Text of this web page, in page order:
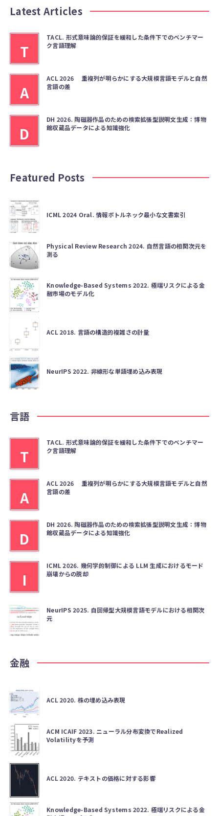
Latest Articles
T
TACL. 形式意味論的保証を緩和した条件下でのベンチマー
ク言語理解
A
ACL 2026 重複列が明らかにする大規模言語モデルと自然
言語の差
D
DH 2026. 陶磁器作品のための検索拡張型説明文生成：博物
館収蔵品データによる知識強化
Featured Posts
ICML 2024 Oral. 情報ボトルネック最小な文書索引
Physical Review Research 2024. 自然言語の相関次元を
測る
Knowledge-Based Systems 2022. 極端リスクによる金
融市場のモデル化
ACL 2018. 言語の構造的複雑さの計量
NeurIPS 2022. 非線形な単語埋め込み表現
言語
T
TACL. 形式意味論的保証を緩和した条件下でのベンチマー
ク言語理解
A
ACL 2026 重複列が明らかにする大規模言語モデルと自然
言語の差
D
DH 2026. 陶磁器作品のための検索拡張型説明文生成：博物
館収蔵品データによる知識強化
I
ICML 2026. 幾何学的制御による LLM 生成におけるモード
崩壊からの脱却
NeurIPS 2025. 自回帰型大規模言語モデルにおける相関次
元
金融
ACL 2020. 株の埋め込み表現
ACM ICAIF 2023. ニューラル分布変換でRealized
Volatilityを予測
ACL 2020. テキストの価格に対する影響
Knowledge-Based Systems 2022. 極端リスクによる金